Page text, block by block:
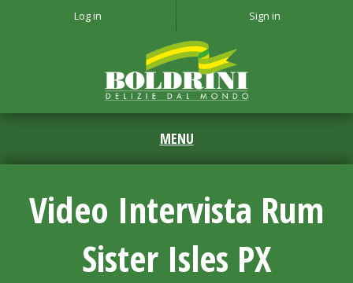
Log in Sign in
Video Intervista Rum
Sister Isles PX